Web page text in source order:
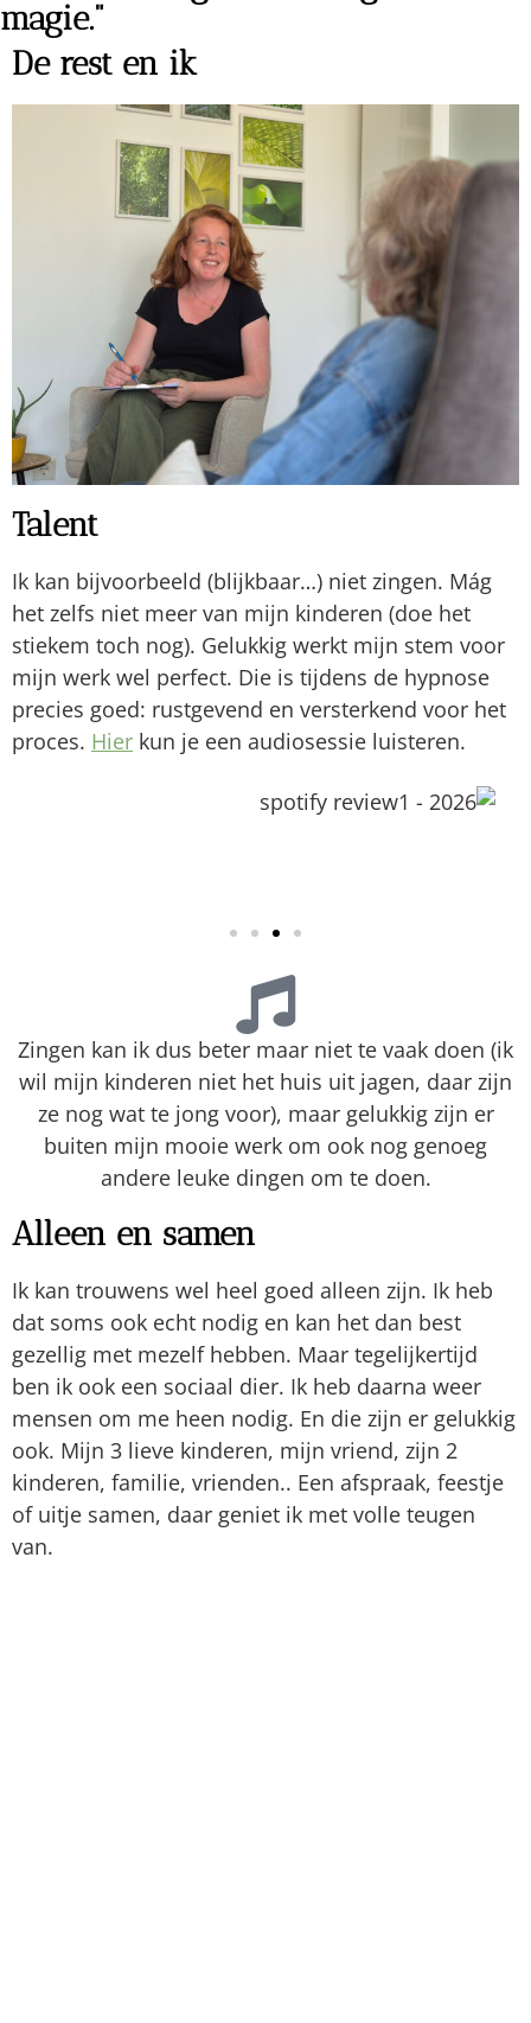
magie."
De rest en ik
Talent
Ik kan bijvoorbeeld (blijkbaar…) niet zingen. Mág
het zelfs niet meer van mijn kinderen (doe het
stiekem toch nog). Gelukkig werkt mijn stem voor
mijn werk wel perfect. Die is tijdens de hypnose
precies goed: rustgevend en versterkend voor het
proces. Hier kun je een audiosessie luisteren.
Zingen kan ik dus beter maar niet te vaak doen (ik
wil mijn kinderen niet het huis uit jagen, daar zijn
ze nog wat te jong voor), maar gelukkig zijn er
buiten mijn mooie werk om ook nog genoeg
andere leuke dingen om te doen.
Alleen en samen
Ik kan trouwens wel heel goed alleen zijn. Ik heb
dat soms ook echt nodig en kan het dan best
gezellig met mezelf hebben. Maar tegelijkertijd
ben ik ook een sociaal dier. Ik heb daarna weer
mensen om me heen nodig. En die zijn er gelukkig
ook. Mijn 3 lieve kinderen, mijn vriend, zijn 2
kinderen, familie, vrienden.. Een afspraak, feestje
of uitje samen, daar geniet ik met volle teugen
van.